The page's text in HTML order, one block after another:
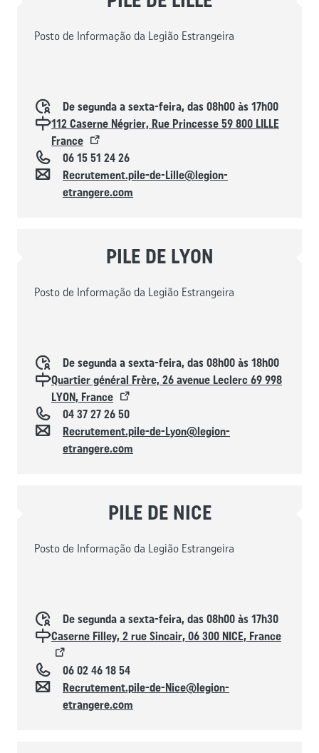
Posto de Informação da Legião Estrangeira
Horaires d'ouverture
De segunda a sexta-feira, das 08h00 às 17h00
Localisation
112 Caserne Négrier, Rue Princesse 59 800 LILLE
France
Téléphone
06 15 51 24 26
Contacto
Recrutement.pile-de-Lille@legion-
etrangere.com
PILE DE LYON
Posto de Informação da Legião Estrangeira
Horaires d'ouverture
De segunda a sexta-feira, das 08h00 às 18h00
Localisation
Quartier général Frère, 26 avenue Leclerc 69 998
LYON, France
Téléphone
04 37 27 26 50
Contacto
Recrutement.pile-de-Lyon@legion-
etrangere.com
PILE DE NICE
Posto de Informação da Legião Estrangeira
Horaires d'ouverture
De segunda a sexta-feira, das 08h00 às 17h30
Localisation
Caserne Filley, 2 rue Sincair, 06 300 NICE, France
Téléphone
06 02 46 18 54
Contacto
Recrutement.pile-de-Nice@legion-
etrangere.com